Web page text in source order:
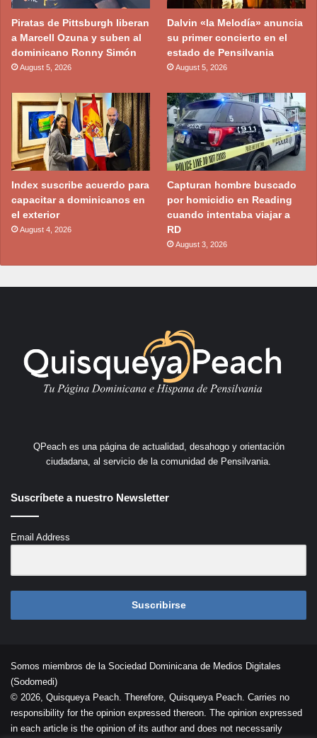
Piratas de Pittsburgh liberan
a Marcell Ozuna y suben al
dominicano Ronny Simón
August 5, 2026
Dalvin «la Melodía» anuncia
su primer concierto en el
estado de Pensilvania
August 5, 2026
Index suscribe acuerdo para
capacitar a dominicanos en
el exterior
August 4, 2026
Capturan hombre buscado
por homicidio en Reading
cuando intentaba viajar a
RD
August 3, 2026
QPeach es una página de actualidad, desahogo y orientación
ciudadana, al servicio de la comunidad de Pensilvania.
Suscríbete a nuestro Newsletter
Email Address
Suscribirse
Somos miembros de la Sociedad Dominicana de Medios Digitales
(Sodomedi)
© 2026, Quisqueya Peach. Therefore, Quisqueya Peach. Carries no
responsibility for the opinion expressed thereon. The opinion expressed
in each article is the opinion of its author and does not necessarily